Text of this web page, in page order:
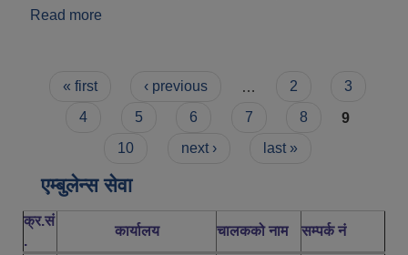
Read more
Pages
« first ‹ previous 2
3
4
5 6 7 8
9
10
next › last »
एम्बुलेन्स सेवा
क्र.सं
.
कार्यालय चालकको नाम सम्पर्क नं